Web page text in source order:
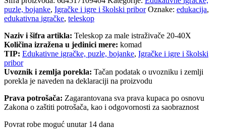
puzle, bojanke, Igračke i igre i školski pribor Oznake: edukacija,
edukativna igračke, teleskop
Naziv i šifra artikla: Teleskop za male istraživače 20-40X
Količina izražena u jedinici mere: komad
TIP: Edukativne igračke, puzle, bojanke, Igračke i igre i školski
pribor
Uvoznik i zemlja porekla: Tačan podatak o uvozniku i zemlji
porekla je naveden na deklaraciji na proizvodu
Prava potrošača: Zagarantovana sva prava kupaca po osnovu
Zakona o zaštiti potrošača, kao i odgovornosti za saobraznost
Povrat robe moguć unutar 14 dana